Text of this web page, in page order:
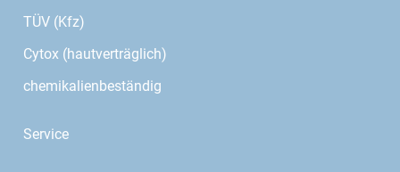
TÜV (Kfz)
Cytox (hautverträglich)
chemikalienbeständig
Service